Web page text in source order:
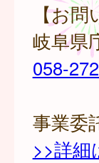
【お問
岐阜県
058-
事業委
>>詳細